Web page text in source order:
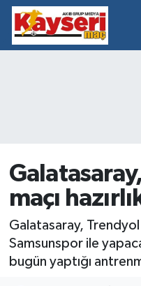
maçı
Galatasaray,
Samsunspor ile
bugün yaptığı
EĞİTİM
SİYASET
SPOR BÜLTENİ
SÜPER LİG
Nöbetçi
Süper Lig Puan
Tüm Manşetler
Son Dakika